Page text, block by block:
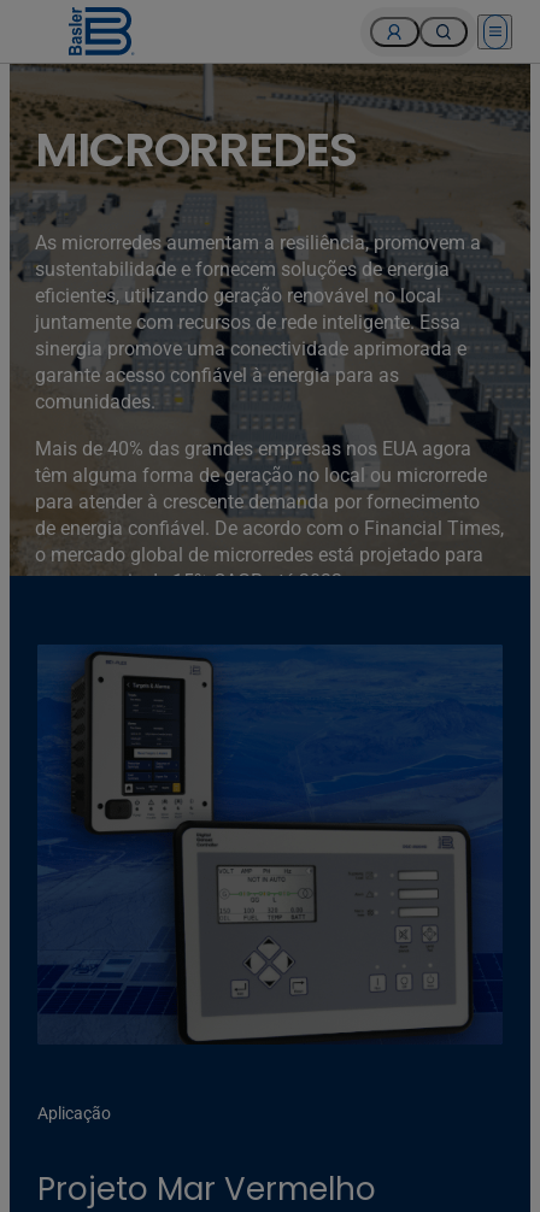
Open
MICRORREDES
As microrredes aumentam a resiliência, promovem a
sustentabilidade e fornecem soluções de energia
eficientes, utilizando geração renovável no local
juntamente com recursos de rede inteligente. Essa
sinergia promove uma conectividade aprimorada e
garante acesso confiável à energia para as
comunidades.
Mais de 40% das grandes empresas nos EUA agora
têm alguma forma de geração no local ou microrrede
para atender à crescente demanda por fornecimento
de energia confiável. De acordo com o Financial Times,
o mercado global de microrredes está projetado para
crescer mais de 15% CAGR até 2032.
Aplicação
Projeto Mar Vermelho